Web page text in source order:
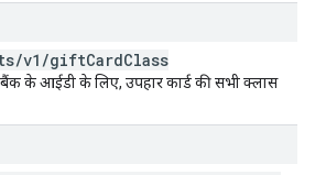
/v1 /giftCardClass
बैंक के आईडी के लिए, उपहार कार्ड की सभी क्लास